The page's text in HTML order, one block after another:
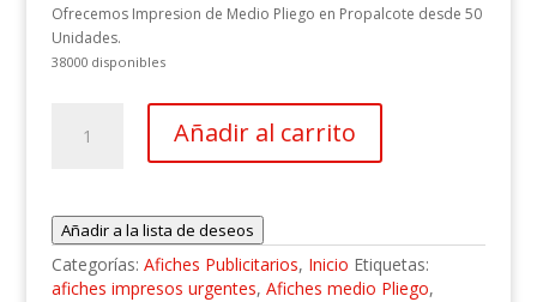
Ofrecemos Impresion de Medio Pliego en Propalcote desde 50
Unidades.
38000 disponibles
Afiches
(Medio
Pliego)
cantidad
Añadir al carrito
Añadir a la lista de deseos
Categorías: Afiches Publicitarios, Inicio Etiquetas:
afiches impresos urgentes, Afiches medio Pliego,